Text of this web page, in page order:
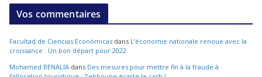
Vos commentaires
Facultad de Ciencias Económicas dans L’économie nationale renoue avec la
croissance : Un bon départ pour 2022
Mohamed BENALIA dans Des mesures pour mettre fin à la fraude à